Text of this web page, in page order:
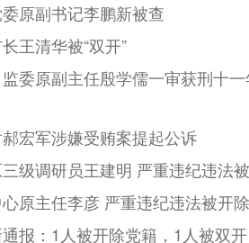
原副书记李鹏新被查
王清华被“双开”
委原副主任殷学儒一审获刑十
宏军涉嫌受贿案提起公诉
级调研员王建明 严重违纪违法
原主任李彦 严重违纪违法被开
报：1人被开除党籍，1人被双开